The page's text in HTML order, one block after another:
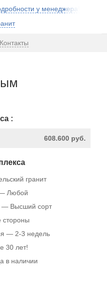
у менеджера!
Контакты
:
608.600 руб.
гранит
Любой
— Высший сорт
— 2-3 недель
30 лет!
в наличии